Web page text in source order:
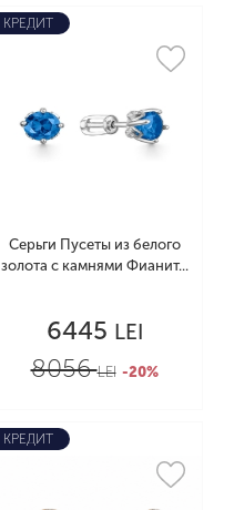
КРЕДИТ
Серьги Пусеты из белого
золота с камнями Фианит...
6445 LEI
8056LEI -20%
КРЕДИТ